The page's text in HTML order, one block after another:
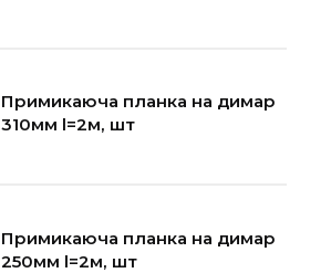
Примикаюча планка на димар
310мм l=2м, шт
Примикаюча планка на димар
250мм l=2м, шт